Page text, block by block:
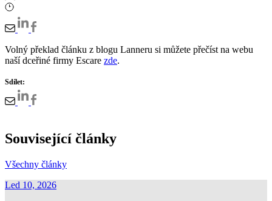
Volný překlad článku z blogu Lanneru si můžete přečíst na webu
naší dceřiné firmy Escare zde.
Sdílet:
Související články
Všechny články
Led 10, 2026